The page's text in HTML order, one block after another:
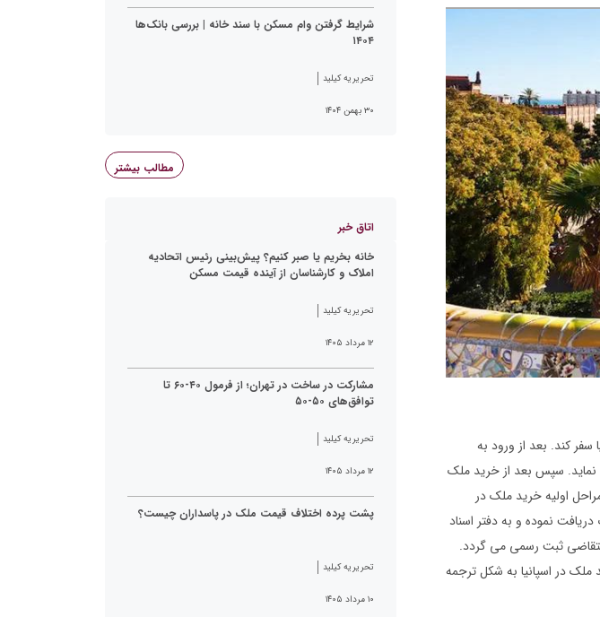
سفر کند. بعد از ورود به
نماید. سپس بعد از خرید ملک
اولیه خرید ملک در
نموده و به دفتر اسناد
متقاضی ثبت رسمی می گردد.
ملک در اسپانیا به شکل ترجمه
شرایط گرفتن وام مسکن با سند خانه | بررسی بانک‌ها
۱۴۰۴
تحریریه کیلید
۳۰ بهمن ۱۴۰۴
مطالب بیشتر
اتاق خبر
خانه بخریم یا صبر کنیم؟ پیش‌بینی رئیس اتحادیه
املاک و کارشناسان از آینده قیمت مسکن
تحریریه کیلید
۱۲ مرداد ۱۴۰۵
مشارکت در ساخت در تهران؛ از فرمول ۴۰-۶۰ تا
توافق‌های ۵۰-۵۰
تحریریه کیلید
۱۲ مرداد ۱۴۰۵
پشت پرده اختلاف قیمت ملک در پاسداران چیست؟
تحریریه کیلید
۱۰ مرداد ۱۴۰۵